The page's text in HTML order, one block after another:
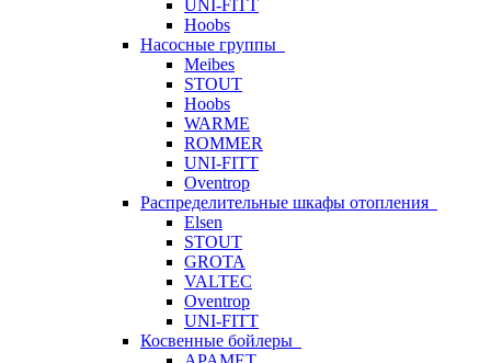
UNI-FITT
Hoobs
Насосные группы
Meibes
STOUT
Hoobs
WARME
ROMMER
UNI-FITT
Oventrop
Распределительные шкафы отопления
Elsen
STOUT
GROTA
VALTEC
Oventrop
UNI-FITT
Косвенные бойлеры